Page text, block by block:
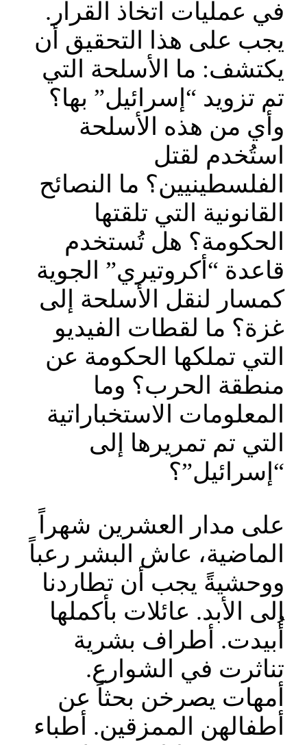
في عمليات اتخاذ القرار.
يجب على هذا التحقيق أن
يكتشف: ما الأسلحة التي
تم تزويد “إسرائيل” بها؟
وأي من هذه الأسلحة
استُخدم لقتل
الفلسطينيين؟ ما النصائح
القانونية التي تلقتها
الحكومة؟ هل تُستخدم
قاعدة “أكروتيري” الجوية
كمسار لنقل الأسلحة إلى
غزة؟ ما لقطات الفيديو
التي تملكها الحكومة عن
منطقة الحرب؟ وما
المعلومات الاستخباراتية
التي تم تمريرها إلى
“إسرائيل”؟
على مدار العشرين شهراً
الماضية، عاش البشر رعباً
ووحشيةً يجب أن تطاردنا
إلى الأبد. عائلات بأكملها
أُبيدت. أطراف بشرية
تناثرت في الشوارع.
أمهات يصرخن بحثاً عن
أطفالهن الممزقين. أطباء